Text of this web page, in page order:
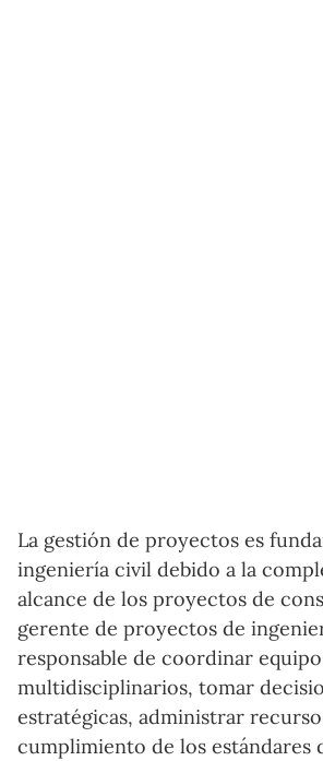
La gestión de proyectos es
ingeniería civil debido a la
alcance de los proyectos de
gerente de proyectos de
responsable de coordinar
multidisciplinarios, tomar
estratégicas, administrar
cumplimiento de los estándares